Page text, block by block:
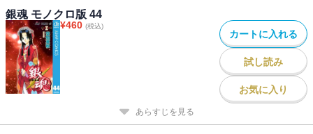
銀魂 モノクロ版 44
¥460 (税込)
カートに入れる
試し読み
お気に入り
あらすじを見る